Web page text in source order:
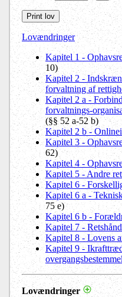
Lovændringer
Kapitel 1 -
10)
Kapitel 2 -
forvaltning af
Kapitel 2 a -
forvaltnings-
(§§ 52 a-52 b)
Kapitel 2 b -
Kapitel 3 -
62)
Kapitel 4 -
Kapitel 5 - Andre
Kapitel 6 -
Kapitel 6 a -
75 e)
Kapitel 6 b -
Kapitel 7 -
Kapitel 8 - Lovens
Kapitel 9 -
Lovændringer